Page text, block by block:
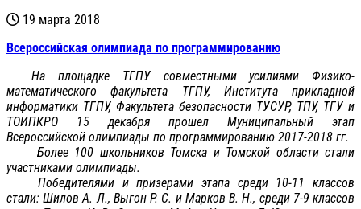
19 марта 2018
Всероссийская олимпиада по программированию
На площадке ТГПУ совместными усилиями Физико-
математического факультета ТГПУ, Института прикладной
информатики ТГПУ, Факультета безопасности ТУСУР, ТПУ, ТГУ и
ТОИПКРО 15 декабря прошел Муниципальный этап
Всероссийской олимпиады по программированию 2017-2018 гг.
Более 100 школьников Томска и Томской области стали
участниками олимпиады.
Победителями и призерами этапа среди 10-11 классов
стали: Шилов А. Л., Выгон Р. С. и Марков В. Н., среди 7-9 классов